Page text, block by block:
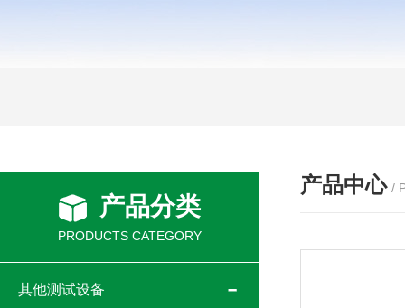
产品分类
PRODUCTS CATEGORY
其他测试设备
产品中心 /